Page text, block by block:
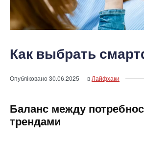
Как выбрать
Опубліковано30.06.2025 в Лайфхаки
Баланс между
трендами